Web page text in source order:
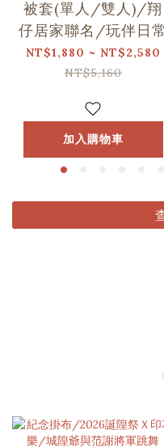
被套(單人/雙人)/翔
仔居家聯名/玩伴日常
NT$1,880 ~ NT$2,580
NT$5,160
加入購物車